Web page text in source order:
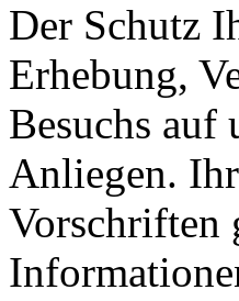
Der Schutz
Erhebung,
Besuchs auf
Anliegen.
Vorschriften